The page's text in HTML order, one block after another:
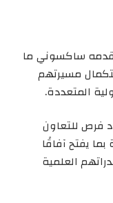
تقدمه ساكسوني ما
مسيرتهم
المتعددة.
فرص للتعاون
يفتح آفاقًا
العلمية